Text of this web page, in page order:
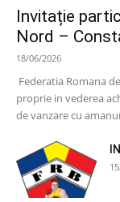
Invitație
Nord –
18/06/2026
Federatia Romana
proprie in vederea
de vanzare cu